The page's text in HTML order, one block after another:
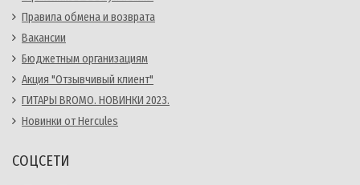
Правила обмена и возврата
Вакансии
Бюджетным организациям
Акция "Отзывчивый клиент"
ГИТАРЫ BROMO. НОВИНКИ 2023.
Новинки от Hercules
СОЦСЕТИ